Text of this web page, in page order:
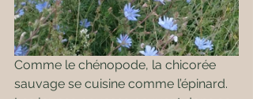
Comme le chénopode, la chicorée
sauvage se cuisine comme l’épinard.